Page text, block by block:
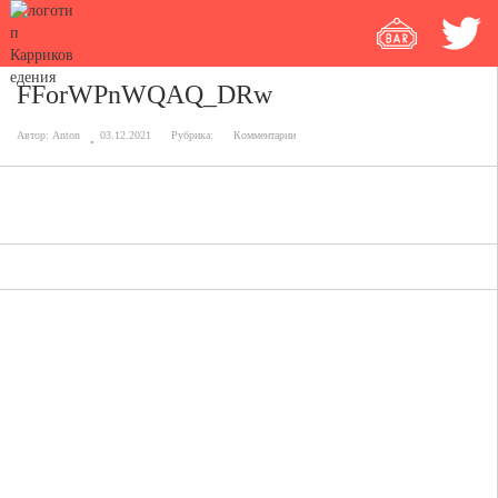
FForWPnWQAQ_DRw
Автор: Anton 03.12.2021 Рубрика: Комментарии